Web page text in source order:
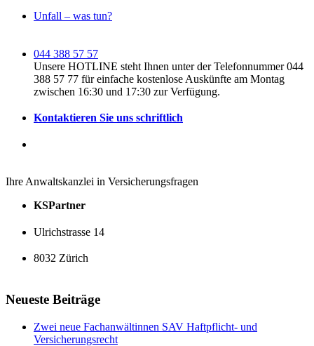
Unfall – was tun?
044 388 57 57
Unsere HOTLINE steht Ihnen unter der Telefonnummer 044
388 57 77 für einfache kostenlose Auskünfte am Montag
zwischen 16:30 und 17:30 zur Verfügung.
Kontaktieren Sie uns schriftlich
Ihre Anwaltskanzlei in Versicherungsfragen
KSPartner
Ulrichstrasse 14
8032 Zürich
Neueste Beiträge
Zwei neue Fachanwältinnen SAV Haftpflicht- und
Versicherungsrecht